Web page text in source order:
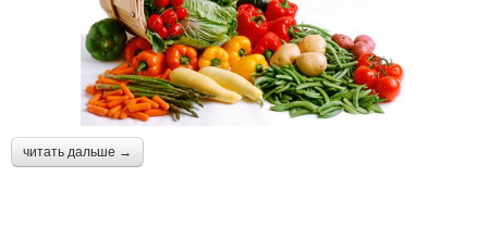
читать дальше →